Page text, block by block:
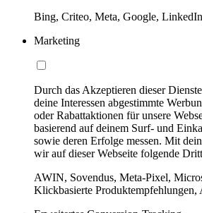
Bing, Criteo, Meta, Google,
Marketing
Durch das Akzeptieren dieser
deine Interessen abgestimmte
oder Rabattaktionen für unsere
basierend auf deinem Surf- und
sowie deren Erfolge messen. Mit
wir auf dieser Webseite folgende
AWIN, Sovendus, Meta-Pixel,
Klickbasierte Produktempfehlungen,